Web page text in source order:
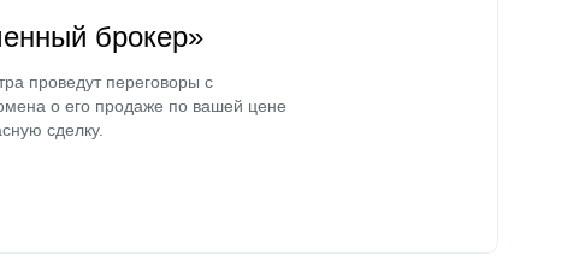
брокер»
проведут переговоры с
о его продаже по вашей цене
сделку.